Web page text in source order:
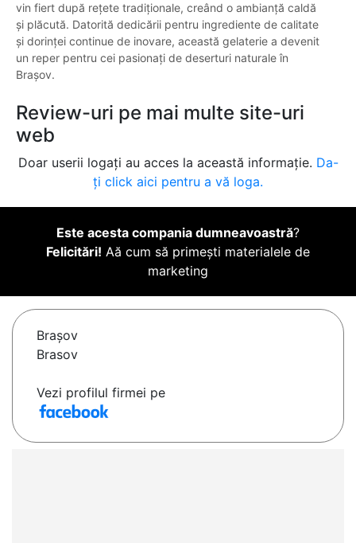
vin fiert după rețete tradiționale, creând o ambianță caldă
și plăcută. Datorită dedicării pentru ingrediente de calitate
și dorinței continue de inovare, această gelaterie a devenit
un reper pentru cei pasionați de deserturi naturale în
Brașov.
Review-uri pe mai multe site-uri
web
Doar userii logați au acces la această informație. Da-
ți click aici pentru a vă loga.
Este acesta compania dumneavoastră?
Felicitări! Aă cum să primești materialele de
marketing
Braşov
Brasov
Vezi profilul firmei pe